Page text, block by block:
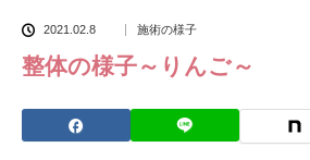
2021.02.8 施術の様子
整体の様子～りんご～